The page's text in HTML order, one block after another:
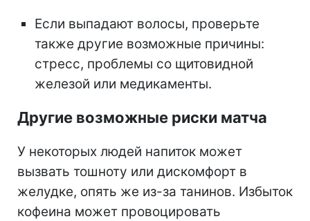
Если выпадают волосы, проверьте
также другие возможные причины:
стресс, проблемы со щитовидной
железой или медикаменты.
Другие возможные риски матча
У некоторых людей напиток может
вызвать тошноту или дискомфорт в
желудке, опять же из-за танинов. Избыток
кофеина может провоцировать